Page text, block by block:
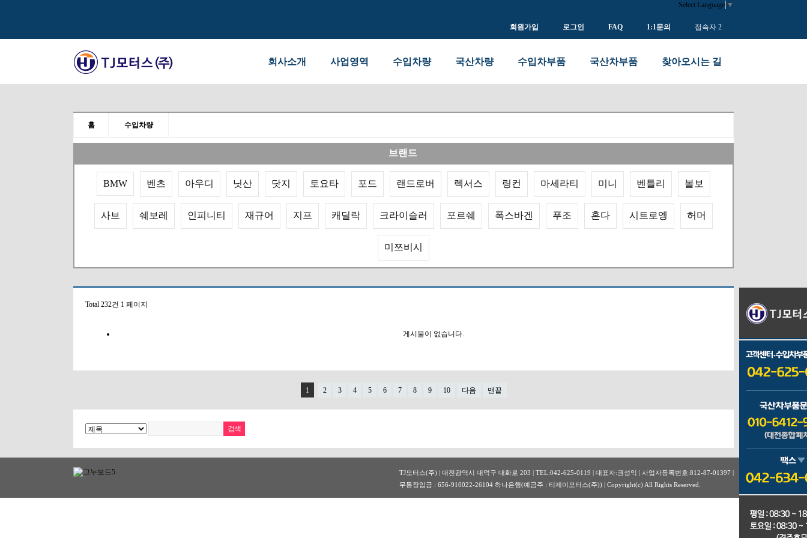
Select Language ▼
회원가입 로그인 FAQ 1:1문의 접속자 2
회사소개 사업영역 수입차량 국산차량 수입차부품 국산차부품 찾아오시는 길
홈 수입차량
브랜드
Total 232건 1 페이지
게시물이 없습니다.
1 2 3 4 5 6 7 8 9 10 다음 맨끝
TJ모터스(주) | 대전광역시 대덕구 대화로 203 | TEL:042-625-0119 | 대표자:권성익 | 사업자등록번호:812-87-01397 |
무통장입금 : 656-910022-26104 하나은행(예금주 : 티제이모터스(주)) | Copyright(c) All Rights Reserved.